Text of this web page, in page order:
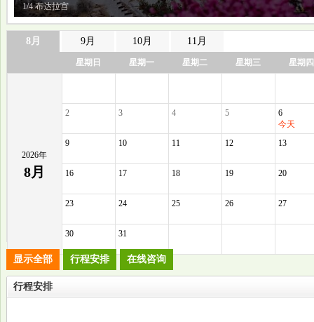
1/4 布达拉宫
8月 9月 10月 11月
星期日 星期一 星期二 星期三 星期四
2026年
8月
2 3 4 5
6
今天
9
10 11 12 13
16 17 18 19 20
23 24 25 26 27
30 31
显示全部 行程安排 在线咨询
行程安排